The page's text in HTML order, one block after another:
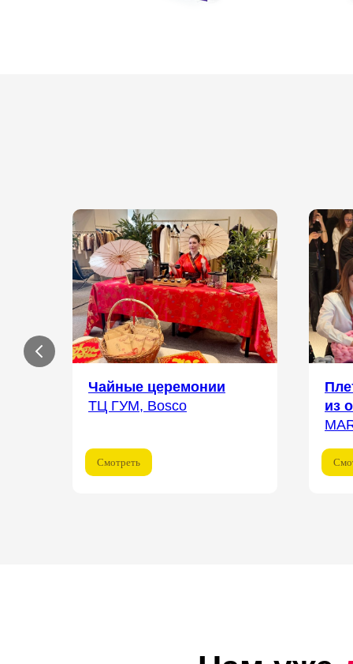
Чайные церемонии
ТЦ ГУМ, Bosco
Смотреть
из